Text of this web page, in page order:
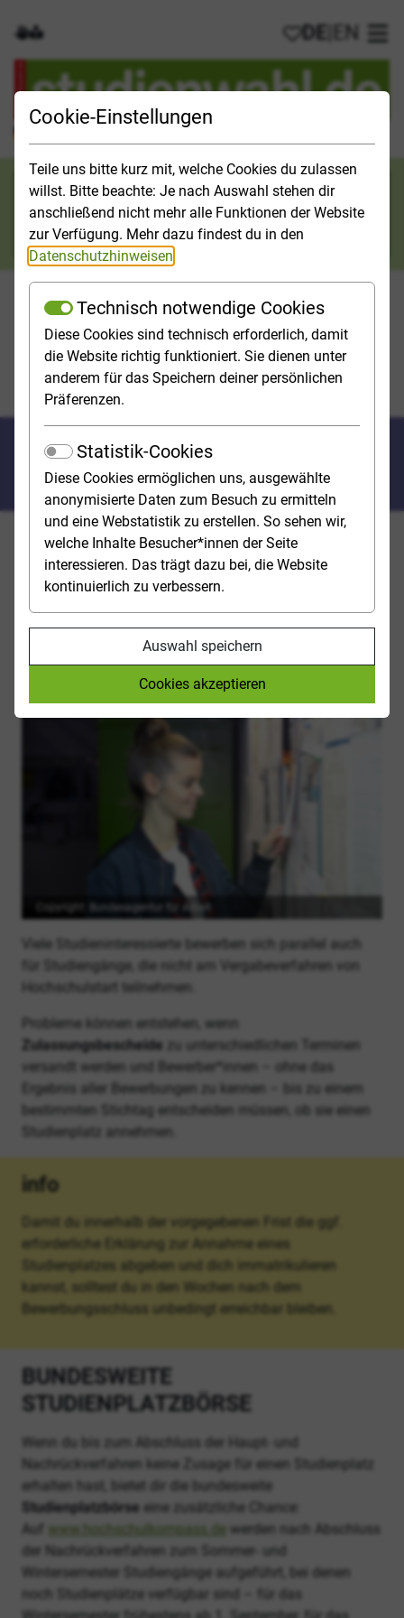
Cookie-Einstellungen
Teile uns bitte kurz mit, welche Cookies du zulassen
willst. Bitte beachte: Je nach Auswahl stehen dir
anschließend nicht mehr alle Funktionen der Website
zur Verfügung. Mehr dazu findest du in den
Datenschutzhinweisen
Technisch notwendige Cookies
Diese Cookies sind technisch erforderlich, damit
die Website richtig funktioniert. Sie dienen unter
anderem für das Speichern deiner persönlichen
Präferenzen.
Statistik-Cookies
Diese Cookies ermöglichen uns, ausgewählte
anonymisierte Daten zum Besuch zu ermitteln
und eine Webstatistik zu erstellen. So sehen wir,
welche Inhalte Besucher*innen der Seite
interessieren. Das trägt dazu bei, die Website
kontinuierlich zu verbessern.
Auswahl speichern
Cookies akzeptieren
Gebärdensprache
Leichte Sprache
Meine
DE EN
Suchkategorie
Orientieren Studieninfos Studienfelder
StartseiteBewerbung
Ergebnis der
Studienplatzvergabe
Ob es mit dem Studienplatz geklappt hat oder nicht,
erfährst du per Zulassungsbescheid bzw.
Ablehnungsbescheid. Dass eine Ablehnung
unerfreulich ist, ist nachvollziehbar. Doch auch
Zusagen können problematisch sein, wenn sie zu
kniffligen Entscheidungslagen führen.
Copyright: Bundesagentur für Arbeit
Viele Studieninteressierte bewerben sich parallel auch
für Studiengänge, die nicht am Vergabeverfahren von
Hochschulstart teilnehmen.
Probleme können entstehen, wenn
Zulassungsbescheide zu unterschiedlichen Terminen
versandt werden und Bewerber*innen – ohne das
Ergebnis aller Bewerbungen zu kennen – bis zu einem
bestimmten Stichtag entscheiden müssen, ob sie einen
Studienplatz annehmen.
info
Damit du innerhalb der vorgegebenen Frist die ggf.
erforderliche Erklärung zur Annahme eines
Studienplatzes abgeben und dich immatrikulieren
kannst, solltest du in den Wochen nach dem
Bewerbungsschluss unbedingt erreichbar bleiben.
BUNDESWEITE
STUDIENPLATZBÖRSE
Wenn du bis zum Abschluss der Haupt- und
Nachrückverfahren keine Zusage für einen Studienplatz
erhalten hast, bietet dir die bundesweite
Studienplatzbörse eine zusätzliche Chance:
Auf
www.hochschulkompass.de werden nach Abschluss
der Nachrückverfahren zum Sommer- und
Wintersemester Studiengänge aufgeführt, bei denen
noch Studienplätze verfügbar sind – für das